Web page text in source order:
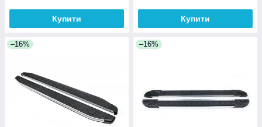
Купити Купити
–16% –16%